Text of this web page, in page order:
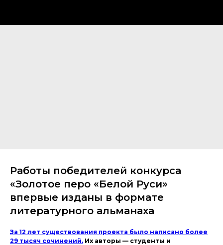
Работы победителей конкурса
«Золотое перо «Белой Руси»
впервые изданы в формате
литературного альманаха
За 12 лет существования проекта было написано более
29 тысяч сочинений. Их авторы — студенты и